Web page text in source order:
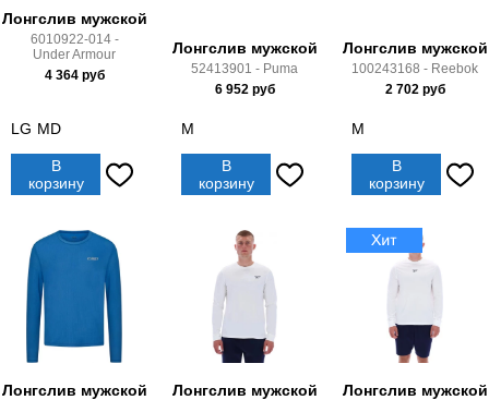
Лонгслив мужской
6010922-014 -
Under Armour
4 364руб
LG MD
В
корзину
Лонгслив мужской
52413901 - Puma
6 952руб
M
В
корзину
Лонгслив мужской
100243168 - Reebok
2 702руб
M
В
корзину
Лонгслив мужской Лонгслив мужской Лонгслив мужской